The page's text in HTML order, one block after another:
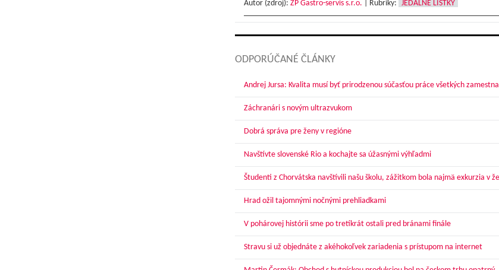
Autor (zdroj): ŽP Gastro-servis s.r.o. Rubriky: JEDÁLNE LÍSTKY
ODPORÚČANÉ ČLÁNKY
Andrej Jursa: Kvalita musí byť prirodzenou súčasťou práce všetkých
Záchranári s novým ultrazvukom
Dobrá správa pre ženy v regióne
Navštívte slovenské Rio a kochajte sa úžasnými výhľadmi
Študenti z Chorvátska navštívili našu školu, zážitkom bola najmä exkurzia v
Hrad ožil tajomnými nočnými prehliadkami
V pohárovej histórii sme po tretíkrát ostali pred bránami finále
Stravu si už objednáte z akéhokoľvek zariadenia s prístupom na internet